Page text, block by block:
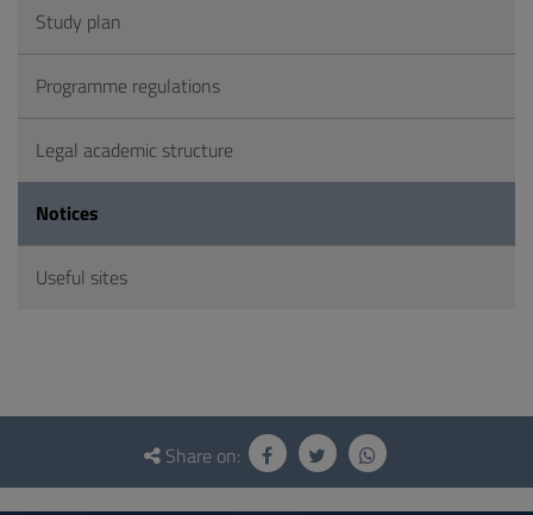
Study plan
Programme regulations
Legal academic structure
Notices
Useful sites
Questionnaire
social
Share on: